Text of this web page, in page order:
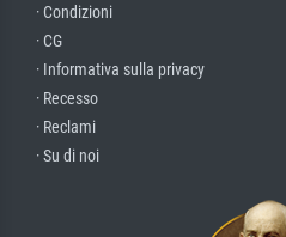
· Condizioni
· CG
· Informativa sulla privacy
· Recesso
· Reclami
· Su di noi